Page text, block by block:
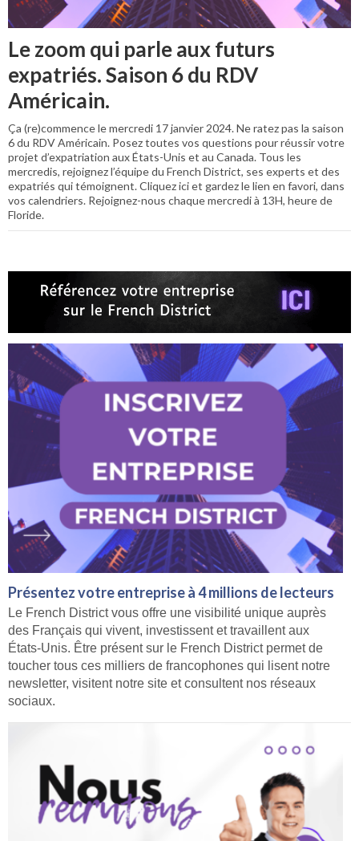
Le zoom qui parle aux futurs
expatriés. Saison 6 du RDV
Américain.
Ça (re)commence le mercredi 17 janvier 2024. Ne ratez pas la saison
6 du RDV Américain. Posez toutes vos questions pour réussir votre
projet d’expatriation aux États-Unis et au Canada. Tous les
mercredis, rejoignez l’équipe du French District, ses experts et des
expatriés qui témoignent. Cliquez ici et gardez le lien en favori, dans
vos calendriers. Rejoignez-nous chaque mercredi à 13H, heure de
Floride.
Présentez votre entreprise à 4 millions de lecteurs
Le French District vous offre une visibilité unique auprès
des Français qui vivent, investissent et travaillent aux
États-Unis. Être présent sur le French District permet de
toucher tous ces milliers de francophones qui lisent notre
newsletter, visitent notre site et consultent nos réseaux
sociaux.